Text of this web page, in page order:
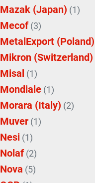
Mazak (Japan) (1)
Mecof (3)
MetalExport (Poland)
Mikron (Switzerland)
Misal (1)
Mondiale (1)
Morara (Italy) (2)
Muver (1)
Nesi (1)
Nolaf (2)
Nova (5)